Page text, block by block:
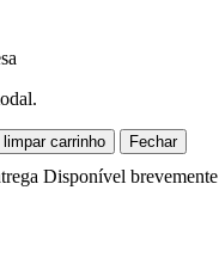
carrinho Fechar
Disponível brevemente